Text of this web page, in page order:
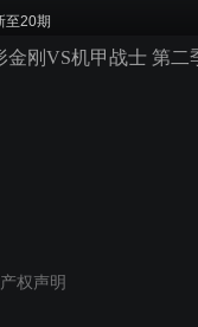
至20期
金刚VS机甲战士 第二
权声明